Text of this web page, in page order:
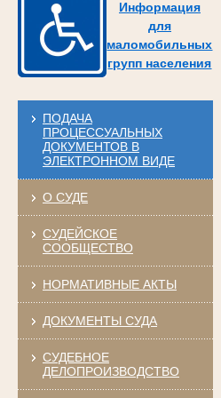
Информация
для
маломобильных
групп населения
ПОДАЧА
ПРОЦЕССУАЛЬНЫХ
ДОКУМЕНТОВ В
ЭЛЕКТРОННОМ ВИДЕ
О СУДЕ
СУДЕЙСКОЕ
СООБЩЕСТВО
НОРМАТИВНЫЕ АКТЫ
ДОКУМЕНТЫ СУДА
СУДЕБНОЕ
ДЕЛОПРОИЗВОДСТВО